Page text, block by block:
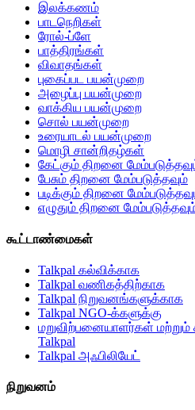
இலக்கணம்
பாடநெறிகள்
ரோல்-ப்ளே
பாத்திரங்கள்
விவாதங்கள்
புகைப்பட பயன்முறை
அழைப்பு பயன்முறை
வாக்கிய பயன்முறை
சொல் பயன்முறை
உரையாடல் பயன்முறை
மொழி சான்றிதழ்கள்
கேட்கும் திறனை
பேசும் திறனை மேம்படுத்தவும்
படிக்கும் திறனை
எழுதும் திறனை
கூட்டாண்மைகள்
Talkpal கல்விக்காக
Talkpal வணிகத்திற்காக
Talkpal நிறுவனங்களுக்காக
Talkpal NGO-க்களுக்கு
மறுவிற்பனையாளர்கள்
Talkpal
Talkpal அஃபிலியேட்
நிறுவனம்